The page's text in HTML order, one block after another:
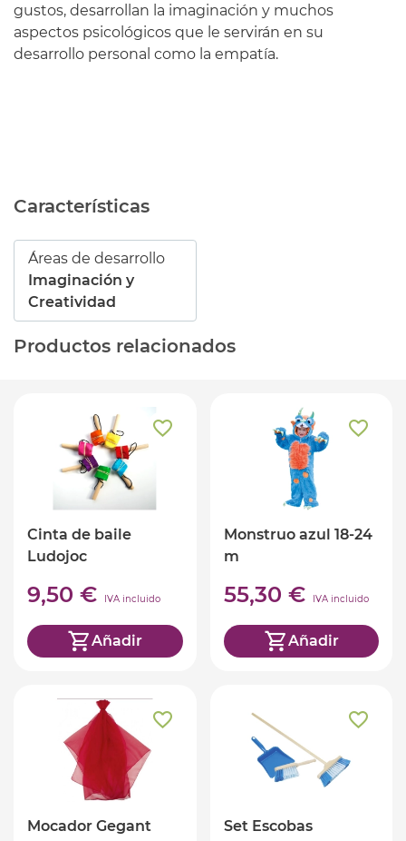
gustos, desarrollan la imaginación y muchos
aspectos psicológicos que le servirán en su
desarrollo personal como la empatía.
Características
Áreas de desarrollo
Imaginación y
Creatividad
Productos relacionados
Cinta de baile
Ludojoc
9,50 € IVA incluido
Añadir
Monstruo azul 18-24
m
55,30 € IVA incluido
Añadir
Mocador Gegant
Set Escobas